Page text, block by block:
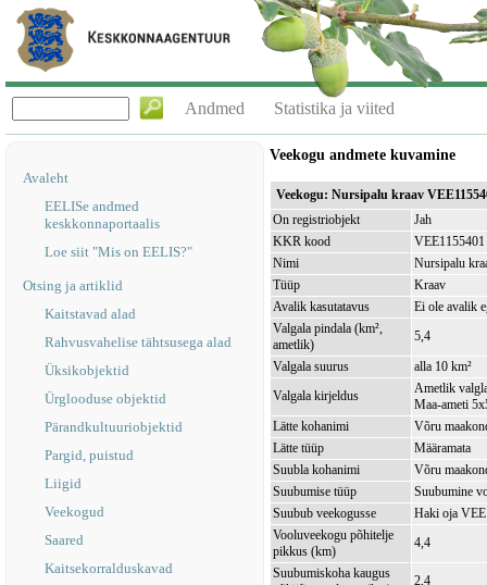
Andmed Statistika ja viited
Avaleht
EELISe andmed
keskkonnaportaalis
Loe siit "Mis on EELIS?"
Otsing ja artiklid
Kaitstavad alad
Rahvusvahelise tähtsusega alad
Üksikobjektid
Ürglooduse objektid
Pärandkultuuriobjektid
Pargid, puistud
Liigid
Veekogud
Saared
Kaitsekorralduskavad
Veekogu andmete kuvamine
Veekogu: Nursipalu kraav
On registriobjekt
Jah
KKR kood
VEE1155401
Nimi
Nursipalu
Tüüp
Kraav
Avalik kasutatavus
Ei ole avalik
Valgala pindala (km²,
ametlik)
5,4
Valgala suurus
alla 10 km²
Valgala kirjeldus
Ametlik
Maa-ameti
Lätte kohanimi
Võru
Lätte tüüp
Määramata
Suubla kohanimi
Võru
Suubumise tüüp
Suubumine
Suubub veekogusse
Haki oja
Vooluveekogu põhitelje
pikkus (km)
4,4
Suubumiskoha kaugus
2,4